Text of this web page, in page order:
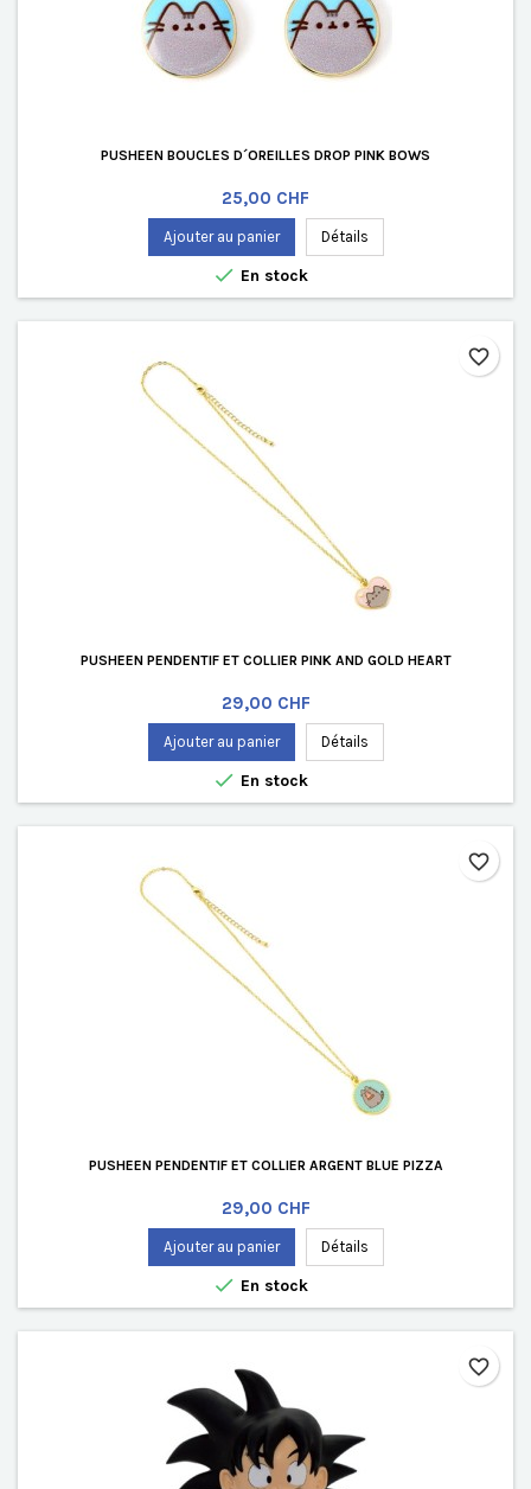
PUSHEEN BOUCLES D´OREILLES DROP PINK BOWS
Prix
25,00 CHF
Ajouter au panier Détails
 En stock
PUSHEEN PENDENTIF ET COLLIER PINK AND GOLD HEART
Prix
29,00 CHF
Ajouter au panier Détails
 En stock
favorite_border
PUSHEEN PENDENTIF ET COLLIER ARGENT BLUE PIZZA
Prix
29,00 CHF
Ajouter au panier Détails
 En stock
favorite_border
favorite_border